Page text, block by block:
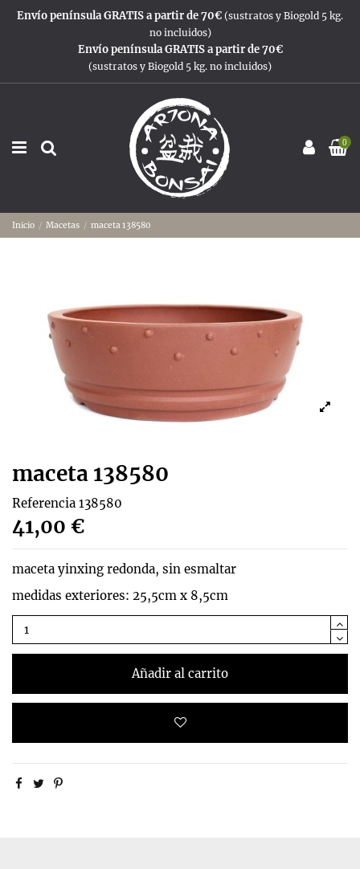
Envío península GRATIS a partir de 70€ (sustratos y Biogold 5 kg.
no incluidos)
Envío península GRATIS a partir de 70€
(sustratos y Biogold 5 kg. no incluidos)
0
Inicio Macetas maceta 138580
maceta 138580
Referencia 138580
41,00 €
maceta yinxing redonda, sin esmaltar
medidas exteriores: 25,5cm x 8,5cm
Añadir al carrito